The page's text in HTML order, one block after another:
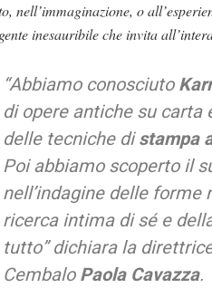
nell’immaginazione, o
inesauribile che invita
“Abbiamo conosciuto
di opere antiche su carta
delle tecniche distampa
Poi abbiamo scoperto il
nell’indagine delle
ricerca intima di sé e
tutto” dichiara la
CembaloPaola Cavazza.